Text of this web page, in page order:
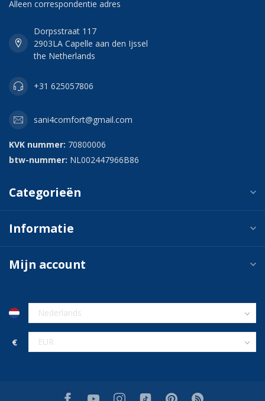
Alleen correspondentie adres
Dorpsstraat 117
2903LA Capelle aan den Ijssel
the Netherlands
+31 625057806
sani4comfort@gmail.com
KVK nummer: 70800006
btw-nummer: NL002447966B86
Categorieën
Informatie
Mijn account
€